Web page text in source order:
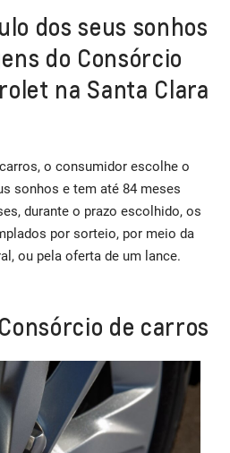
dos seus sonhos
do Consórcio
na Santa Clara
o consumidor escolhe o
sonhos e tem até 84 meses
durante o prazo escolhido, os
por sorteio, por meio da
ou pela oferta de um lance.
de carros